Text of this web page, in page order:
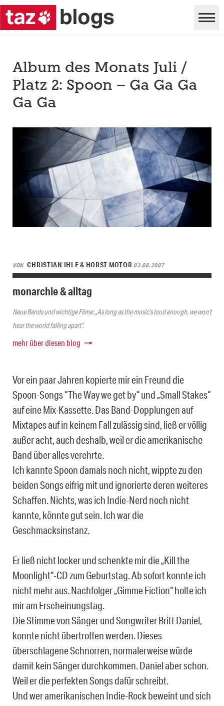
Album des Monats Juli /
Platz 2: Spoon – Ga Ga Ga
Ga Ga
VON CHRISTIAN IHLE & HORST MOTOR 03.08.2007
monarchie & alltag
Neue Bands und wichtige Filme: „As long as the music’s loud enough, we won’t
hear the world falling apart“.
mehr über diesen blog
Vor ein paar Jahren kopierte mir ein Freund die
Spoon-Songs “The Way we get by“ und „Small Stakes“
auf eine Mix-Kassette. Das Band-Dopplungen auf
Mixtapes auf in keinem Fall zulässig sind, ließ er völlig
außer acht, auch deshalb, weil er die amerikanische
Band über alles verehrte.
Ich kannte Spoon damals noch nicht, wippte zu den
beiden Songs eifrig mit und ignorierte deren weiteres
Schaffen. Nichts, was ich Indie-Nerd noch nicht
kannte, könnte gut sein. Ich war die
Geschmacksinstanz.
Er ließ nicht locker und schenkte mir die „Kill the
Moonlight“-CD zum Geburtstag. Ab sofort konnte ich
nicht mehr aus. Nachfolger „Gimme Fiction“ holte ich
mir am Erscheinungstag.
Die Stimme von Sänger und Songwriter Britt Daniel,
konnte nicht übertroffen werden. Dieses
überschlagene Schnorren, normalerweise würde
damit kein Sänger durchkommen. Daniel aber schon.
Weil er die perfekten Songs dafür schreibt.
Und wer amerikanischen Indie-Rock beweint und sich